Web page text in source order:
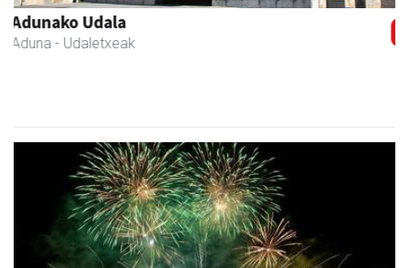
Zubimusu Ikastola
Amasa-Villabona - Hezkuntza